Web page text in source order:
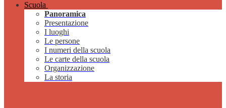
Scuola
Panoramica
Presentazione
I luoghi
Le persone
I numeri della scuola
Le carte della scuola
Organizzazione
La storia